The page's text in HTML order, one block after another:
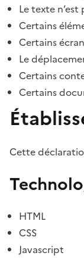
Le texte
Certains
Certains
Le
Certains
Certains
Cette
HTML
CSS
Javascript